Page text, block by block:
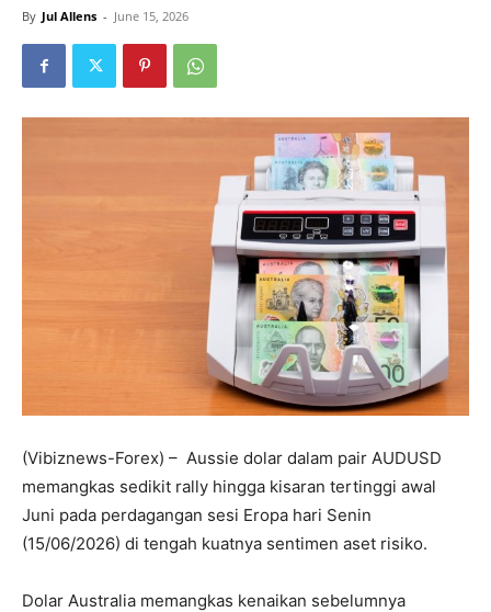
By Jul Allens - June 15, 2026
(Vibiznews-Forex) – Aussie dolar dalam pair AUDUSD
memangkas sedikit rally hingga kisaran tertinggi awal
Juni pada perdagangan sesi Eropa hari Senin
(15/06/2026) di tengah kuatnya sentimen aset risiko.
Dolar Australia memangkas kenaikan sebelumnya